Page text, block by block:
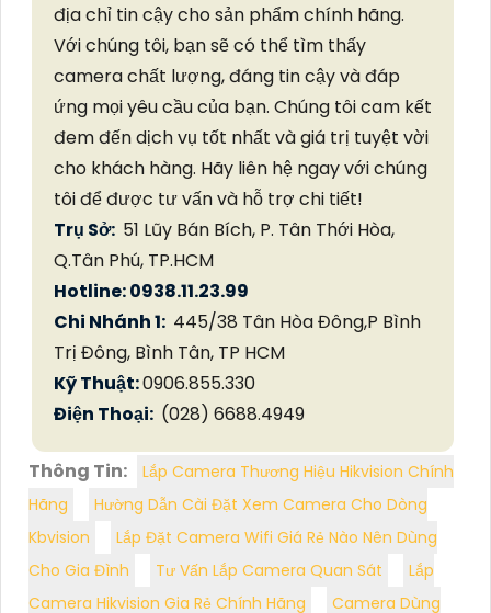
địa chỉ tin cậy cho sản phẩm chính hãng.
Với chúng tôi, bạn sẽ có thể tìm thấy
camera chất lượng, đáng tin cậy và đáp
ứng mọi yêu cầu của bạn. Chúng tôi cam kết
đem đến dịch vụ tốt nhất và giá trị tuyệt vời
cho khách hàng. Hãy liên hệ ngay với chúng
tôi để được tư vấn và hỗ trợ chi tiết!
Trụ Sở: 51 Lũy Bán Bích, P. Tân Thới Hòa,
Q.Tân Phú, TP.HCM
Hotline: 0938.11.23.99
Chi Nhánh 1: 445/38 Tân Hòa Đông,P Bình
Trị Đông, Bình Tân, TP HCM
Kỹ Thuật:0906.855.330
Điện Thoại: (028) 6688.4949
Thông Tin:
Lắp Camera Thương Hiệu Hikvision Chính
Hãng
Hường Dẫn Cài Đặt Xem Camera Cho Dòng
Kbvision
Lắp Đặt Camera Wifi Giá Rẻ Nào Nên Dùng
Cho Gia Đình
Tư Vấn Lắp Camera Quan Sát
Lắp
Camera Hikvision Gia Rẻ Chính Hãng
Camera Dùng